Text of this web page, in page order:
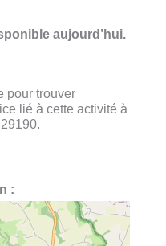
aujourd’hui.
pour trouver
lié à cette activité à
: